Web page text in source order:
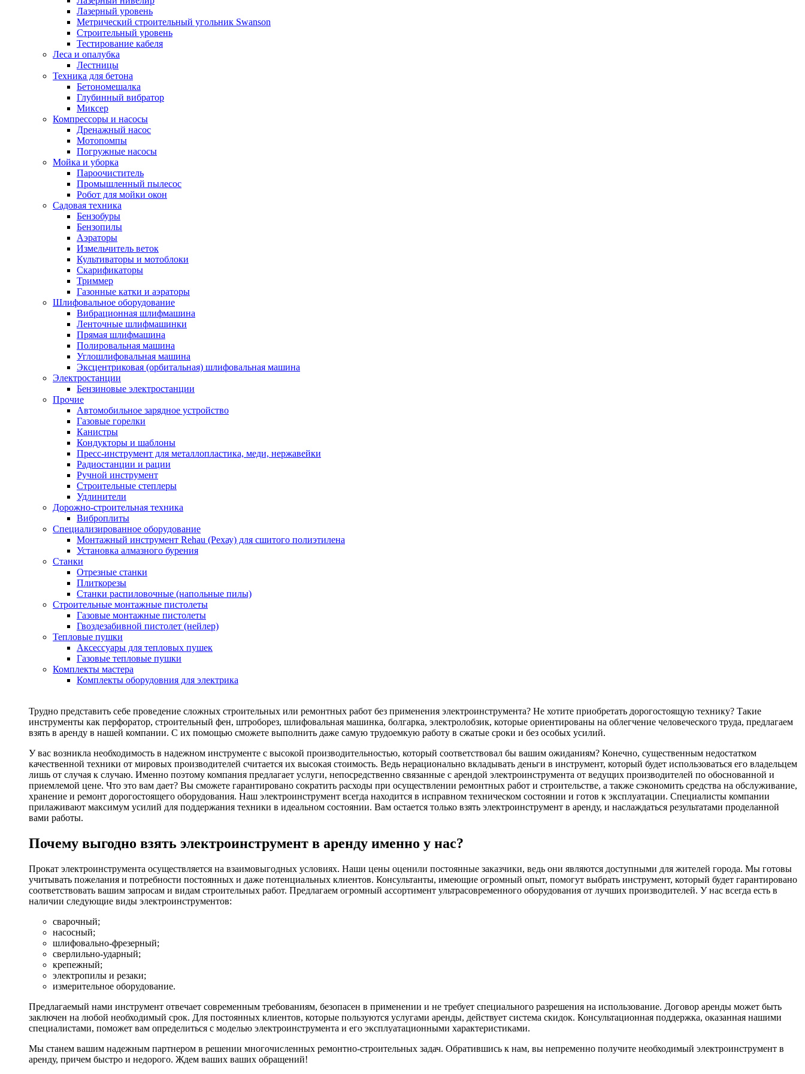
Лазерный уровень
Метрический строительный угольник Swanson
Строительный уровень
Тестирование кабеля
Леса и опалубка
Лестницы
Техника для бетона
Бетономешалка
Глубинный вибратор
Миксер
Компрессоры и насосы
Дренажный насос
Мотопомпы
Погружные насосы
Мойка и уборка
Пароочиститель
Промышленный пылесос
Робот для мойки окон
Садовая техника
Бензобуры
Бензопилы
Аэраторы
Измельчитель веток
Культиваторы и мотоблоки
Скарификаторы
Триммер
Газонные катки и аэраторы
Шлифовальное оборудование
Вибрационная шлифмашина
Ленточные шлифмашинки
Прямая шлифмашина
Полировальная машина
Углошлифовальная машина
Эксцентриковая (орбитальная) шлифовальная машина
Электростанции
Бензиновые электростанции
Прочие
Автомобильное зарядное устройство
Газовые горелки
Канистры
Кондукторы и шаблоны
Пресс-инструмент для металлопластика, меди, нержавейки
Радиостанции и рации
Ручной инструмент
Строительные степлеры
Удлинители
Дорожно-строительная техника
Виброплиты
Специализированное оборудование
Монтажный инструмент Rehau (Рехау) для сшитого полиэтилена
Установка алмазного бурения
Станки
Отрезные станки
Плиткорезы
Станки распиловочные (напольные пилы)
Строительные монтажные пистолеты
Газовые монтажные пистолеты
Гвоздезабивной пистолет (нейлер)
Тепловые пушки
Аксессуары для тепловых пушек
Газовые тепловые пушки
Комплекты мастера
Комплекты оборудовния для электрика
Трудно представить себе проведение сложных строительных или ремонтных работ без применения электроинструмента? Не хотите приобретать дорогостоящую технику? Такие
инструменты как перфоратор, строительный фен, штроборез, шлифовальная машинка, болгарка, электролобзик, которые ориентированы на облегчение человеческого труда, предлагаем
взять в аренду в нашей компании. С их помощью сможете выполнить даже самую трудоемкую работу в сжатые сроки и без особых усилий.
У вас возникла необходимость в надежном инструменте с высокой производительностью, который соответствовал бы вашим ожиданиям? Конечно, существенным недостатком
качественной техники от мировых производителей считается их высокая стоимость. Ведь нерационально вкладывать деньги в инструмент, который будет использоваться его владельцем
лишь от случая к случаю. Именно поэтому компания предлагает услуги, непосредственно связанные с арендой электроинструмента от ведущих производителей по обоснованной и
приемлемой цене. Что это вам дает? Вы сможете гарантировано сократить расходы при осуществлении ремонтных работ и строительстве, а также сэкономить средства на обслуживание,
хранение и ремонт дорогостоящего оборудования. Наш электроинструмент всегда находится в исправном техническом состоянии и готов к эксплуатации. Специалисты компании
прилаживают максимум усилий для поддержания техники в идеальном состоянии. Вам остается только взять электроинструмент в аренду, и наслаждаться результатами проделанной
вами работы.
Почему выгодно взять электроинструмент в аренду именно у нас?
Прокат электроинструмента осуществляется на взаимовыгодных условиях. Наши цены оценили постоянные заказчики, ведь они являются доступными для жителей города. Мы готовы
учитывать пожелания и потребности постоянных и даже потенциальных клиентов. Консультанты, имеющие огромный опыт, помогут выбрать инструмент, который будет гарантировано
соответствовать вашим запросам и видам строительных работ. Предлагаем огромный ассортимент ультрасовременного оборудования от лучших производителей. У нас всегда есть в
наличии следующие виды электроинструментов:
сварочный;
насосный;
шлифовально-фрезерный;
сверлильно-ударный;
крепежный;
электропилы и резаки;
измерительное оборудование.
Предлагаемый нами инструмент отвечает современным требованиям, безопасен в применении и не требует специального разрешения на использование. Договор аренды может быть
заключен на любой необходимый срок. Для постоянных клиентов, которые пользуются услугами аренды, действует система скидок. Консультационная поддержка, оказанная нашими
специалистами, поможет вам определиться с моделью электроинструмента и его эксплуатационными характеристиками.
Мы станем вашим надежным партнером в решении многочисленных ремонтно-строительных задач. Обратившись к нам, вы непременно получите необходимый электроинструмент в
аренду, причем быстро и недорого. Ждем ваших ваших обращений!